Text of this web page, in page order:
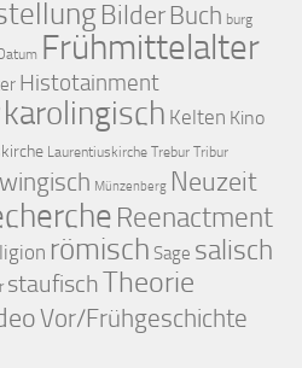
Bilder Buch burg
Frühmittelalter
Histotainment
karolingisch Kelten Kino
Laurentiuskirche Trebur Tribur
Münzenberg Neuzeit
Reenactment
römisch Sage salisch
staufischTheorie
Vor/Frühgeschichte